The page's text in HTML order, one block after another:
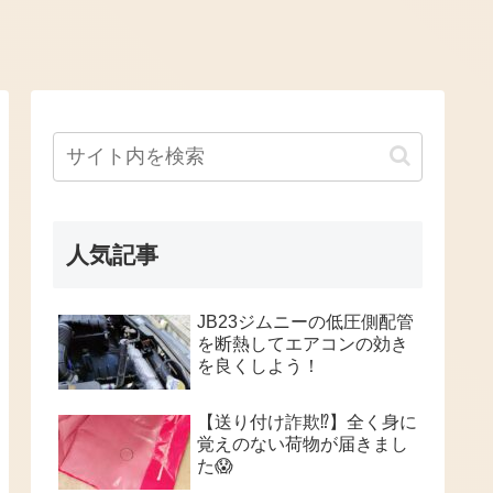
人気記事
JB23ジムニーの低圧側配管
を断熱してエアコンの効き
を良くしよう！
【送り付け詐欺⁉️】全く身に
覚えのない荷物が届きまし
た😱